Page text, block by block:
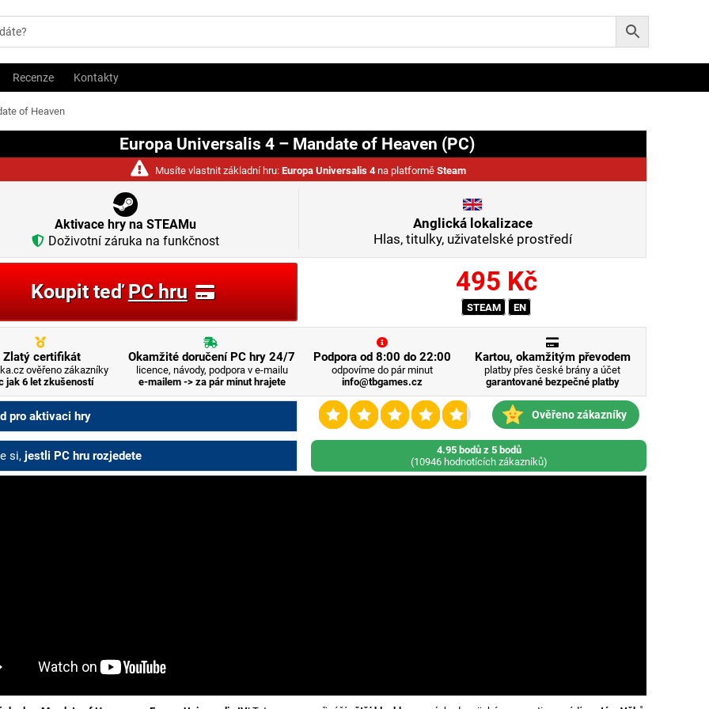
Recenze Kontakty
of Heaven
Europa Universalis 4 – Mandate of Heaven (PC)
Musíte vlastnit základní hru: Europa Universalis 4na platformě Steam
Aktivace hry na STEAMu
Doživotní záruka na funkčnost
Anglická lokalizace
Hlas, titulky, uživatelské prostředí
Koupit teďPC hru 495 Kč
STEAM EN
Zlatý certifikát
ověřeno zákazníky
jak 6 let zkušeností
Okamžité doručení PC hry 24/7
licence, návody, podpora v e-mailu
e-mailem -> za pár minut hrajete
Podpora od 8:00 do 22:00
odpovíme do pár minut
info@tbgames.cz
Kartou, okamžitým převodem
platby přes české brány a účet
garantované bezpečné platby
Ověřeno zákazníky
4.95 bodů z 5 bodů
(10946 hodnotících zákazníků)
pro aktivaci hry
si, jestli PC hru rozjedete